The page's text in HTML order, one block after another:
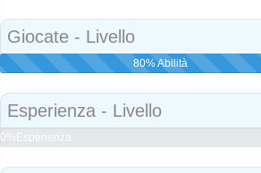
Giocate - Livello
80% Abilità
Esperienza - Livello
0%Esperienza